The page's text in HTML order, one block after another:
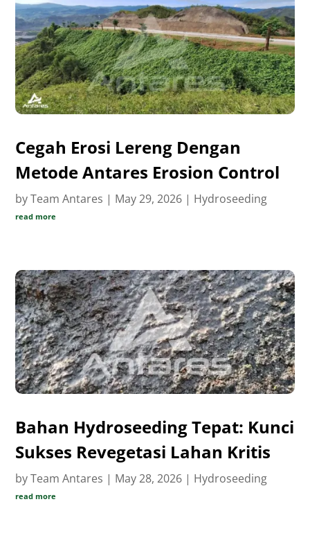
Cegah Erosi Lereng Dengan
Metode Antares Erosion Control
byTeam Antares | May 29, 2026 | Hydroseeding
read more
Bahan Hydroseeding Tepat: Kunci
Sukses Revegetasi Lahan Kritis
byTeam Antares | May 28, 2026 | Hydroseeding
read more